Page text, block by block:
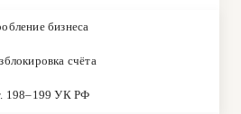
бизнеса
счёта
198–199 УК РФ